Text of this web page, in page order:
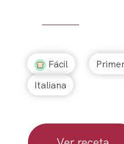
Fácil
Italiana